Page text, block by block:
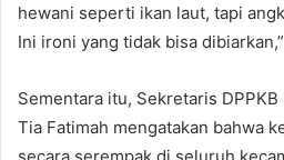
hewani seperti ikan laut, tapi
Ini ironi yang tidak bisa
Sementara itu, Sekretaris
Tia Fatimah mengatakan bahwa